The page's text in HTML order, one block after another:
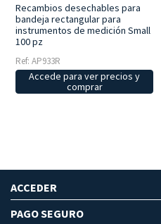
Recambios desechables para
bandeja rectangular para
instrumentos de medición Small
100 pz
Ref: AP933R
Accede para ver precios y
comprar
ACCEDER
PAGO SEGURO